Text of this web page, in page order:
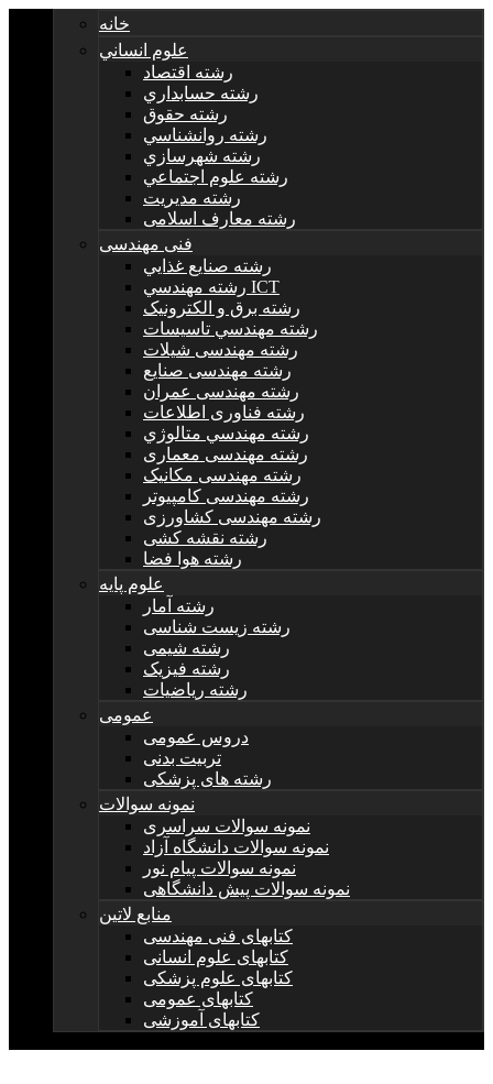
خانه
علوم انساني
رشته اقتصاد
رشته حسابداري
رشته حقوق
رشته روانشناسي
رشته شهرسازي
رشته علوم اجتماعي
رشته مديريت
رشته معارف اسلامی
فنی مهندسی
رشته صنايع غذايي
رشته مهندسي ICT
رشته برق و الکترونيک
رشته مهندسي تاسيسات
رشته مهندسی شیلات
رشته مهندسی صنایع
رشته مهندسی عمران
رشته فناوری اطلاعات
رشته مهندسي متالوژي
رشته مهندسی معماری
رشته مهندسی مکانیک
رشته مهندسی کامپیوتر
رشته مهندسی کشاورزی
رشته نقشه کشی
رشته هوا فضا
علوم پایه
رشته آمار
رشته زیست شناسی
رشته شیمی
رشته فیزیک
رشته ریاضیات
عمومی
دروس عمومی
تربیت بدنی
رشته های پزشکی
نمونه سوالات
نمونه سوالات سراسری
نمونه سوالات دانشگاه آزاد
نمونه سوالات پیام نور
نمونه سوالات پیش دانشگاهی
منابع لاتین
کتابهای فنی مهندسی
کتابهای علوم انسانی
کتابهای علوم پزشکی
کتابهای عمومی
کتابهای آموزشی